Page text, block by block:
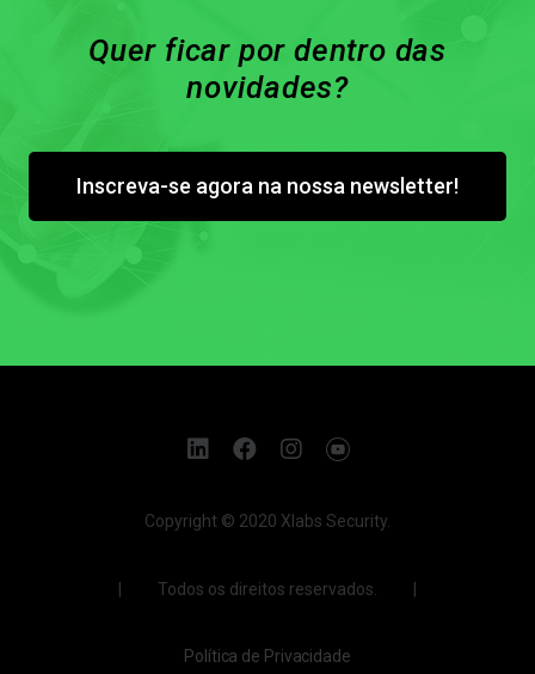
Quer ficar por dentro das
novidades?
Inscreva-se agora na nossa newsletter!
Copyright © 2020 Xlabs Security.
| Todos os direitos reservados. |
Política de Privacidade